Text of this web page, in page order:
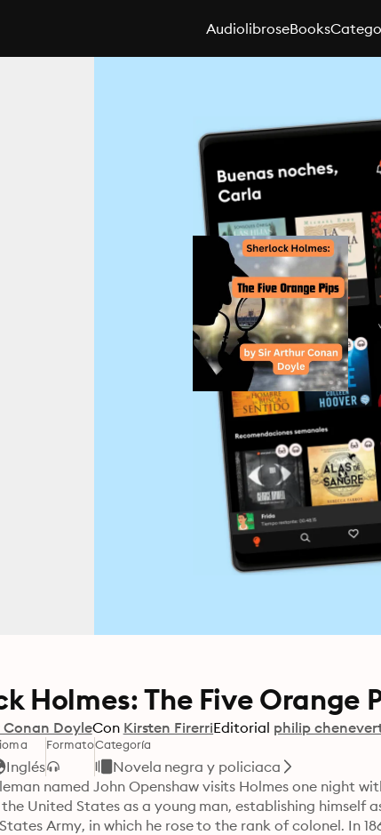
AudiolibroseBooks
Holmes: The Five Orange
DoyleCon Kirsten FirerriEditorial philip
Inglés
FormatoCategoría
Novela negra y policiaca
named John Openshaw visits Holmes one night
United States as a young man, establishing himself
Army, in which he rose to the rank of colonel. In